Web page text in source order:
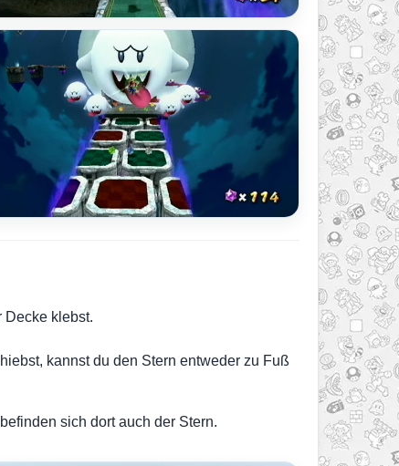
Decke klebst.
kannst du den Stern entweder zu Fuß
sich dort auch der Stern.